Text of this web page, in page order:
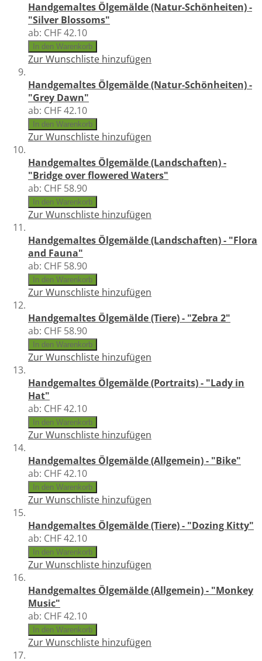
Handgemaltes Ölgemälde (Natur-Schönheiten) -
"Silver Blossoms"
ab: CHF 42.10
In den Warenkorb
Zur Wunschliste hinzufügen
Handgemaltes Ölgemälde (Natur-Schönheiten) -
"Grey Dawn"
ab: CHF 42.10
In den Warenkorb
Zur Wunschliste hinzufügen
Handgemaltes Ölgemälde (Landschaften) -
"Bridge over flowered Waters"
ab: CHF 58.90
In den Warenkorb
Zur Wunschliste hinzufügen
Handgemaltes Ölgemälde (Landschaften) - "Flora
and Fauna"
ab: CHF 58.90
In den Warenkorb
Zur Wunschliste hinzufügen
Handgemaltes Ölgemälde (Tiere) - "Zebra 2"
ab: CHF 58.90
In den Warenkorb
Zur Wunschliste hinzufügen
Handgemaltes Ölgemälde (Portraits) - "Lady in
Hat"
ab: CHF 42.10
In den Warenkorb
Zur Wunschliste hinzufügen
Handgemaltes Ölgemälde (Allgemein) - "Bike"
ab: CHF 42.10
In den Warenkorb
Zur Wunschliste hinzufügen
Handgemaltes Ölgemälde (Tiere) - "Dozing Kitty"
ab: CHF 42.10
In den Warenkorb
Zur Wunschliste hinzufügen
Handgemaltes Ölgemälde (Allgemein) - "Monkey
Music"
ab: CHF 42.10
In den Warenkorb
Zur Wunschliste hinzufügen